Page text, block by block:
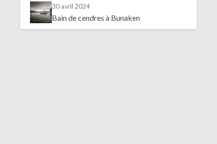
30 avril 2024
Bain de cendres à Bunaken